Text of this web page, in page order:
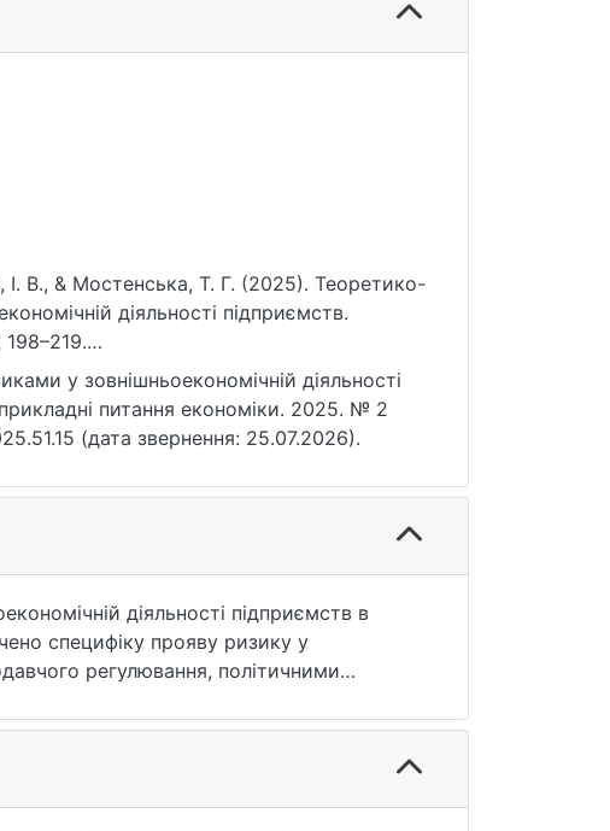
В., & Мостенська, Т. Г. (2025). Теоретико-
діяльності підприємств.
у зовнішньоекономічній діяльності
питання економіки. 2025. № 2
(дата звернення: 25.07.2026).
діяльності підприємств в
специфіку прояву ризику у
регулювання, політичними
на стратегічну стійкість і проактивне
стандарту ISO 31000:2018 та
підприємств. Узагальнено зміст
заходів реагування, із